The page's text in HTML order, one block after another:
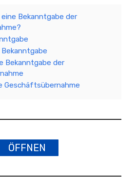
Bekanntgabe der
Bekanntgabe der
Geschäftsübernahme
ÖFFNEN